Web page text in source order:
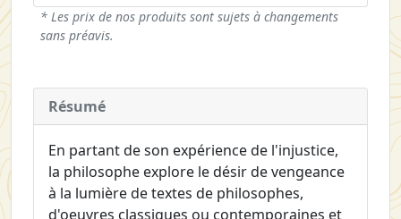
* Les prix de nos produits sont sujets à changements
sans préavis.
Résumé
En partant de son expérience de l'injustice,
la philosophe explore le désir de vengeance
à la lumière de textes de philosophes,
d'oeuvres classiques ou contemporaines et